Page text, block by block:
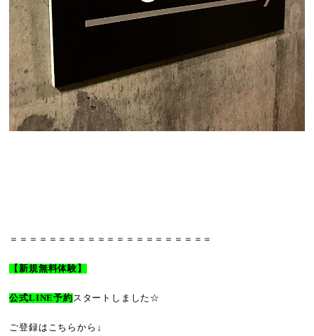
＝＝＝＝＝＝＝＝＝＝＝＝＝＝＝＝＝＝＝＝＝
【新規無料体験】
公式LINE予約スタートしました☆
ご登録はこちらから↓